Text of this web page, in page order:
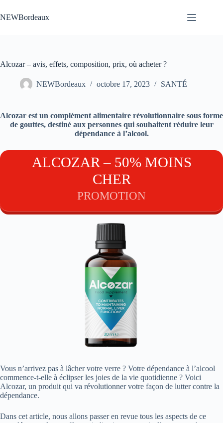
au
contenu
NEWBordeaux
Alcozar – avis, effets, composition, prix, où acheter ?
NEWBordeaux octobre 17, 2023 SANTÉ
Alcozar est un complément alimentaire révolutionnaire sous forme
de gouttes, destiné aux personnes qui souhaitent réduire leur
dépendance à l’alcool.
ALCOZAR – 50% MOINS
CHER
PROMOTION
Vous n’arrivez pas à lâcher votre verre ? Votre dépendance à l’alcool
commence-t-elle à éclipser les joies de la vie quotidienne ? Voici
Alcozar, un produit qui va révolutionner votre façon de lutter contre la
dépendance.
Dans cet article, nous allons passer en revue tous les aspects de ce